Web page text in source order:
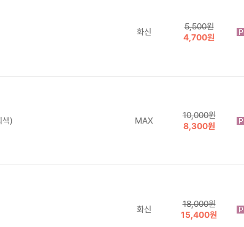
화신
5,500원
4,700원
)
MAX
10,000원
8,300원
화신
18,000원
15,400원